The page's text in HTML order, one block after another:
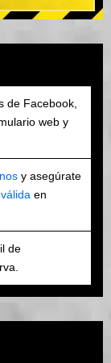
de Facebook,
web y
y asegúrate
en
de